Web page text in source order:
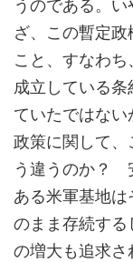
うのである。
ざ、この暫定
こと、すなわ
成立している
ていたではな
政策に関して
う違うのか？
ある米軍基地
のまま存続する
の増大も追求さ